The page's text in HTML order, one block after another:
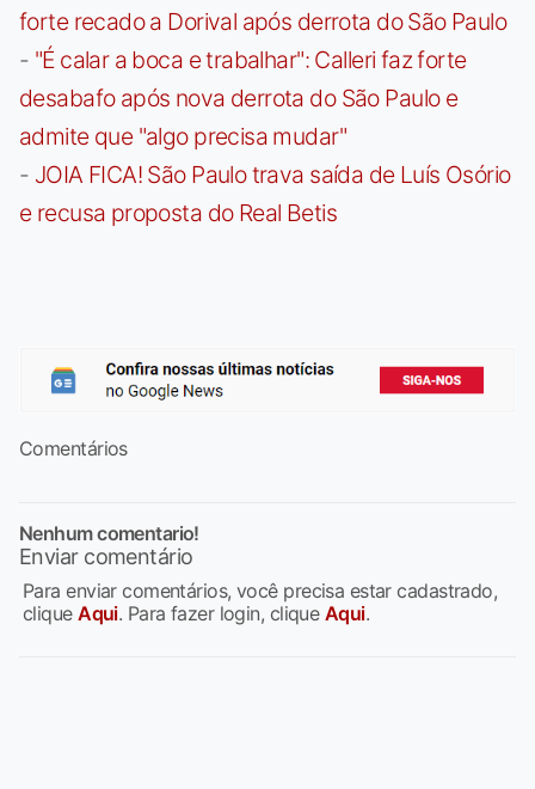
forte recado a Dorival após derrota do São Paulo
- "É calar a boca e trabalhar": Calleri faz forte
desabafo após nova derrota do São Paulo e
admite que "algo precisa mudar"
- JOIA FICA! São Paulo trava saída de Luís Osório
e recusa proposta do Real Betis
Comentários
Nenhum comentario!
Enviar comentário
Para enviar comentários, você precisa estar cadastrado,
cliqueAqui. Para fazer login, clique Aqui.